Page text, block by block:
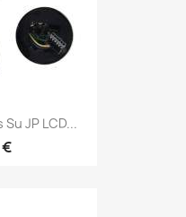
JP LCD...